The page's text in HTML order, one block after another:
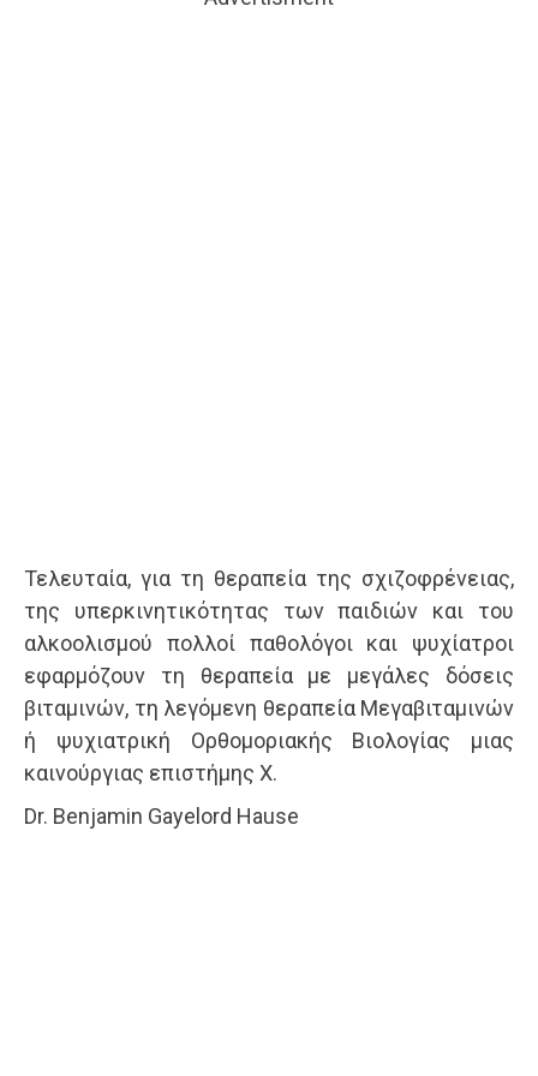
Τελευταία, για τη θεραπεία της σχιζοφρένειας,
της υπερκινητικότητας των παιδιών και του
αλκοολισμού πολλοί παθολόγοι και ψυχίατροι
εφαρμόζουν τη θεραπεία με μεγάλες δόσεις
βιταμινών, τη λεγόμενη θεραπεία Μεγαβιταμινών
ή ψυχιατρική Ορθομοριακής Βιολογίας μιας
καινούργιας επιστήμης Χ.
Dr. Benjamin Gayelord Hause